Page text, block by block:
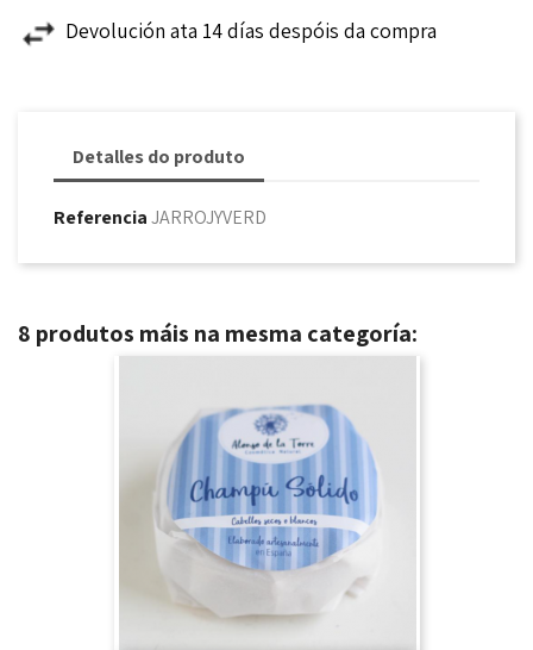
Devolución ata 14 días despóis da compra
Detalles do produto
ReferenciaJARROJYVERD
8 produtos máis na mesma categoría: